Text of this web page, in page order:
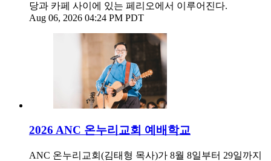
당과 카페 사이에 있는 페리오에서 이루어진다.
Aug 06, 2026 04:24 PM PDT
2026 ANC 온누리교회 예배학교
ANC 온누리교회(김태형 목사)가 8월 8일부터 29일까지